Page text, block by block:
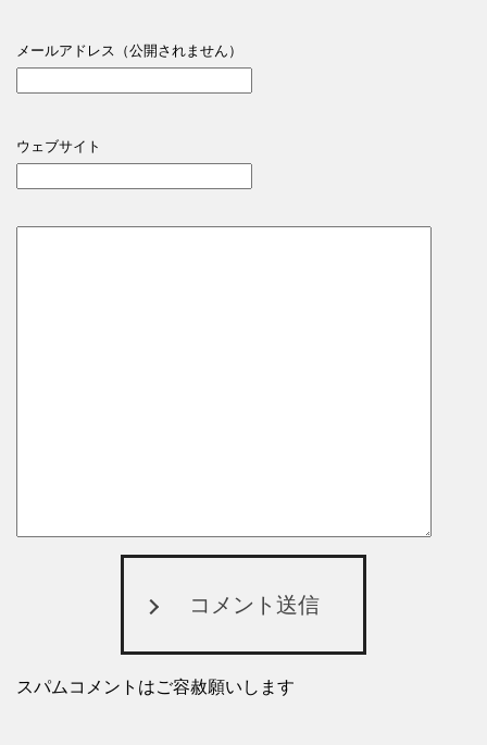
メールアドレス（公開されません）
ウェブサイト
コメント送信
スパムコメントはご容赦願いします